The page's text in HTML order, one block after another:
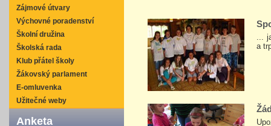
Zájmové útvary
Výchovné poradenství
Školní družina
Školská rada
Klub přátel školy
Žákovský parlament
E-omluvenka
Užitečné weby
Anketa
...
a